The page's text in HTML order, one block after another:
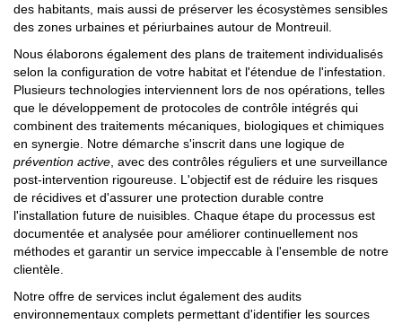
des habitants, mais aussi de préserver les écosystèmes sensibles
des zones urbaines et périurbaines autour de Montreuil.
Nous élaborons également des plans de traitement individualisés
selon la configuration de votre habitat et l'étendue de l'infestation.
Plusieurs technologies interviennent lors de nos opérations, telles
que le développement de protocoles de contrôle intégrés qui
combinent des traitements mécaniques, biologiques et chimiques
en synergie. Notre démarche s'inscrit dans une logique de
prévention active, avec des contrôles réguliers et une surveillance
post-intervention rigoureuse. L'objectif est de réduire les risques
de récidives et d'assurer une protection durable contre
l'installation future de nuisibles. Chaque étape du processus est
documentée et analysée pour améliorer continuellement nos
méthodes et garantir un service impeccable à l'ensemble de notre
clientèle.
Notre offre de services inclut également des audits
environnementaux complets permettant d'identifier les sources